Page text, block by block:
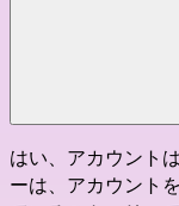
はい、アカウント
ーは、アカウント